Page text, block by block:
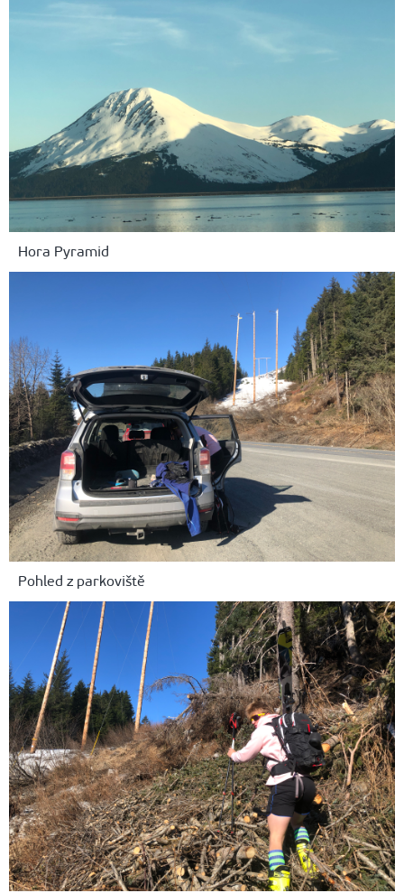
Hora Pyramid
Pohled z parkoviště